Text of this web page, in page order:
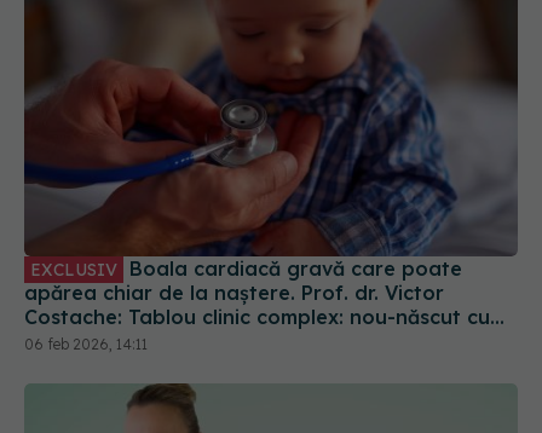
Boala cardiacă gravă care poate
apărea chiar de la naștere. Prof. dr. Victor
Costache: Tablou clinic complex: nou-născut cu
stenoză aortică
06 feb 2026, 14:11